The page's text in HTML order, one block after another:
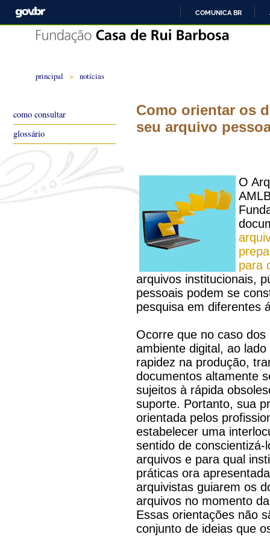
COMUNICA BR
principal > notícias
Como orientar os
seu arquivo
O
para
arquivos institucionais,
pessoais podem se
pesquisa em diferentes
Ocorre que no caso
ambiente digital, ao
rapidez na produção,
documentos altamente
sujeitos à rápida
suporte. Portanto, sua
orientada pelos
estabelecer uma
sentido de
arquivos e para qual
práticas ora
arquivistas guiarem os
arquivos no momento
Essas orientações não
conjunto de ideias que
como consultar
glossário